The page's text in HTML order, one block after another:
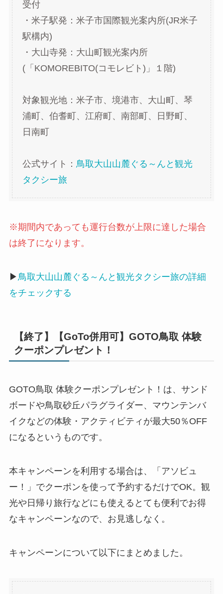
受付
・米子駅発：米子市国際観光案内所(JR米子
駅構内)
・大山寺発：大山町観光案内所
(「KOMOREBITO(コモレビト)」１階)
対象観光地：米子市、境港市、大山町、琴
浦町、伯耆町、江府町、南部町、日野町、
日南町
公式サイト： 鳥取大山山麓ぐる～んと観光
タクシー旅
※期間内であっても運行台数が上限に達した場合
は終了になります。
▶ 鳥取大山山麓ぐる～んと観光タクシー旅の詳細
をチェックする
【終了】【GoTo併用可】GOTO鳥取 体験
クーポンプレゼント！
GOTO鳥取 体験クーポンプレゼント！は、サンド
ボードや鳥取砂丘パラグライダー、マウンテンバ
イクなどの体験・アクティビティが最大50％OFF
になるというものです。
本キャンペーンを利用する場合は、「アソビュ
ー！」でクーポンを使って予約するだけでOK。観
光や日帰り旅行などにも使えるとても便利でお得
なキャンペーンなので、お見逃しなく。
キャンペーンについて以下にまとめました。